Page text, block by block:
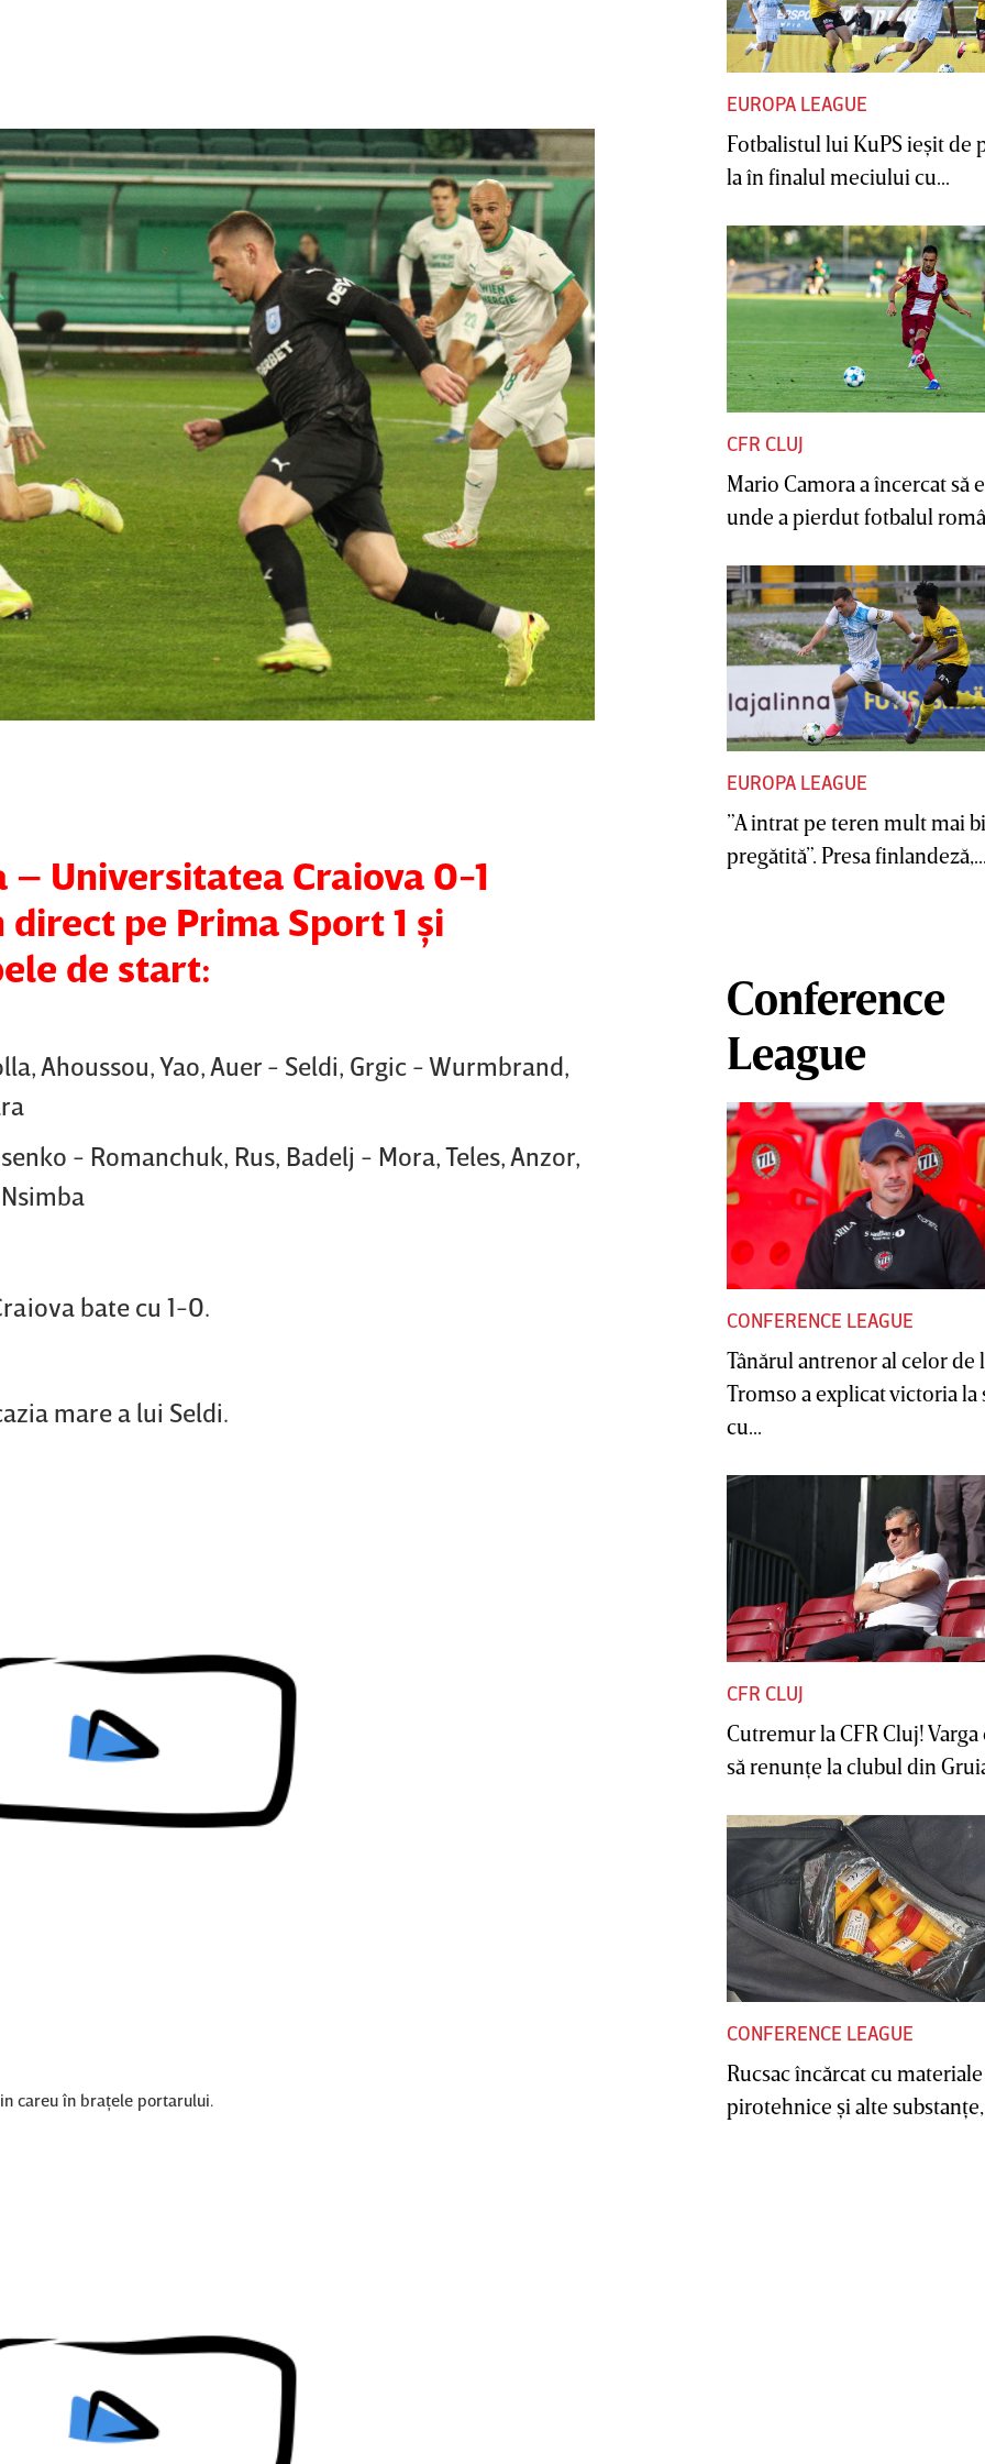
– Universitatea Craiova 0-1
pe Prima Sport 1 şi
de start:
Ahoussou, Yao, Auer - Seldi, Grgic - Wurmbrand,
- Romanchuk, Rus, Badelj - Mora, Teles, Anzor,
bate cu 1-0.
mare a lui Seldi.
careu în braţele portarului.
EUROPA LEAGUE
Fotbalistul lui KuPS ieşit de
la în finalul meciului cu...
CFR CLUJ
Mario Camora a încercat să
unde a pierdut fotbalul
EUROPA LEAGUE
”A intrat pe teren mult mai
pregătită”. Presa
Conference
League
CONFERENCE LEAGUE
Tânărul antrenor al celor de
Tromso a explicat victoria la
cu...
CFR CLUJ
Cutremur la CFR Cluj! Varga
să renunţe la clubul din
CONFERENCE LEAGUE
Rucsac încărcat cu materiale
pirotehnice şi alte substanţe,